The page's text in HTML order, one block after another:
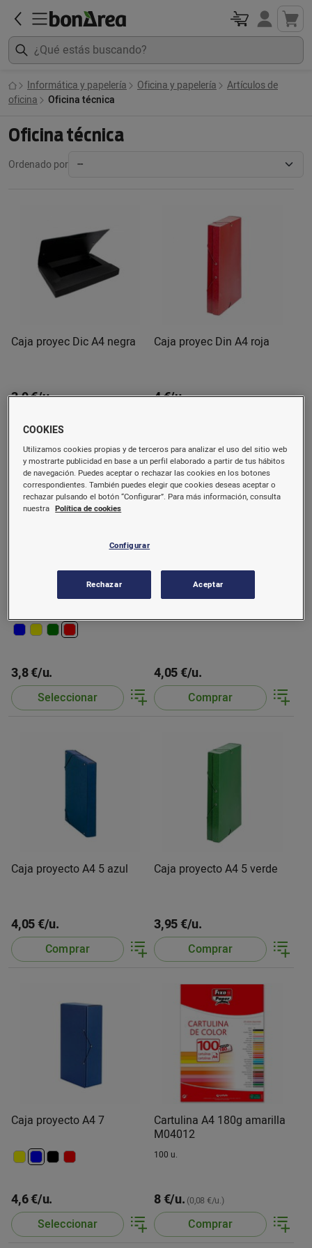
Informática y papelería Oficina y papelería
Artículos de
oficina
Oficina técnica
Oficina técnica
Ordenado por
Caja proyec Dic A4 negra
3,9 €/u.
Comprar
Caja proyec Din A4 roja
4 €/u.
3,8 €/u.
Seleccionar
Caja proyecto A4 5 amarillo
4,05 €/u.
Comprar
Caja proyecto A4 5 azul
4,05 €/u.
Comprar
Caja proyecto A4 5 verde
3,95 €/u.
Comprar
Caja proyecto A4 7
4,6 €/u.
Seleccionar
Cartulina A4 180g amarilla
M04012
100 u.
8 €/u. (0,08 €/u.)
Comprar
COOKIES
Utilizamos cookies propias y de terceros para analizar el uso del sitio web
y mostrarte publicidad en base a un perfil elaborado a partir de tus hábitos
de navegación. Puedes aceptar o rechazar las cookies en los botones
correspondientes. También puedes elegir que cookies deseas aceptar o
rechazar pulsando el botón “Configurar”. Para más información, consulta
nuestra Política de cookies
Configurar
Rechazar Aceptar